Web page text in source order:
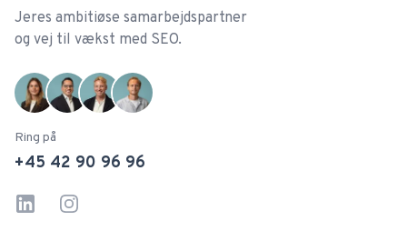
Jeres ambitiøse samarbejdspartner
og vej til vækst med SEO.
Ring på
+45 42 90 96 96
LinkedinInstagram